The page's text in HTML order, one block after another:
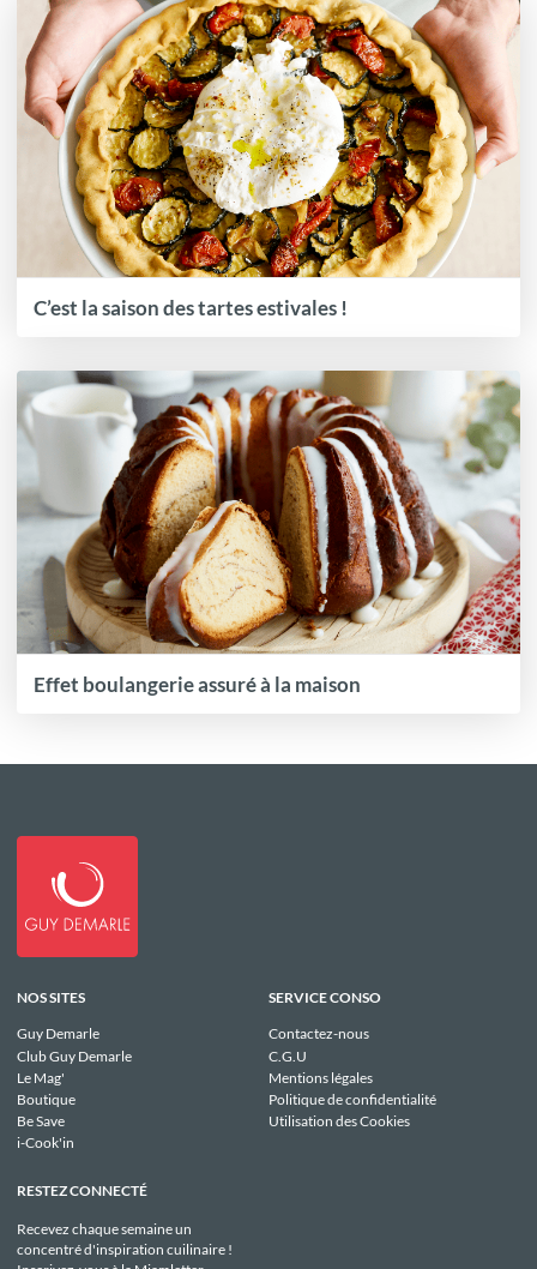
C’est la saison des tartes estivales !
Effet boulangerie assuré à la maison
NOS SITES
Guy Demarle
Club Guy Demarle
Le Mag'
Boutique
Be Save
i-Cook'in
SERVICE CONSO
Contactez-nous
C.G.U
Mentions légales
Politique de confidentialité
Utilisation des Cookies
RESTEZ CONNECTÉ
Recevez chaque semaine un
concentré d'inspiration cuilinaire !